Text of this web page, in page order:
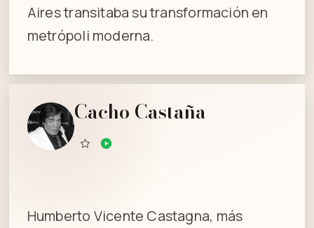
Aires transitaba su transformación en
metrópoli moderna.
Cacho Castaña
Humberto Vicente Castagna, más